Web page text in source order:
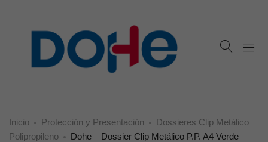
Inicio Protección y Presentación
Dossieres Clip Metálico
Polipropileno
Dohe – Dossier Clip Metálico P.P. A4 Verde